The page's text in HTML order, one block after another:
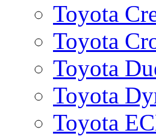
Toyota
Toyota
Toyota
Toyota
Toyota